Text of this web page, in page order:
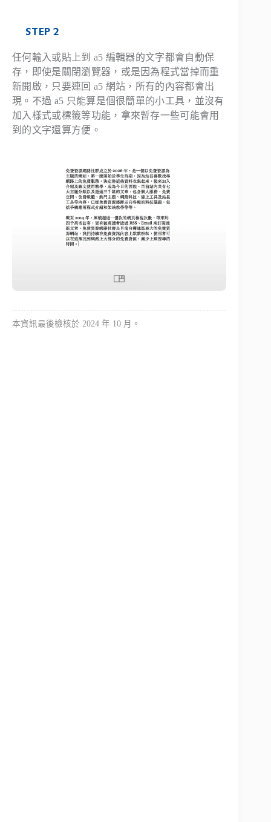
STEP 2
任何輸入或貼上到 a5 編輯器的文字都會自動保
存，即使是關閉瀏覽器，或是因為程式當掉而重
新開啟，只要連回 a5 網站，所有的內容都會出
現。不過 a5 只能算是個很簡單的小工具，並沒有
加入樣式或標籤等功能，拿來暫存一些可能會用
到的文字還算方便。
本資訊最後檢核於 2024 年 10 月。